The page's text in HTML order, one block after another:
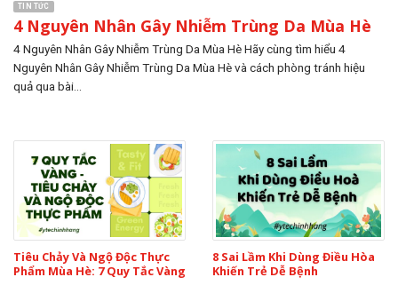
TIN TỨC
4 Nguyên Nhân Gây Nhiễm Trùng Da Mùa Hè
4 Nguyên Nhân Gây Nhiễm Trùng Da Mùa Hè Hãy cùng tìm hiểu 4
Nguyên Nhân Gây Nhiễm Trùng Da Mùa Hè và cách phòng tránh hiệu
quả qua bài...
Tiêu Chảy Và Ngộ Độc Thực
Phẩm Mùa Hè: 7 Quy Tắc Vàng
8 Sai Lầm Khi Dùng Điều Hòa
Khiến Trẻ Dễ Bệnh